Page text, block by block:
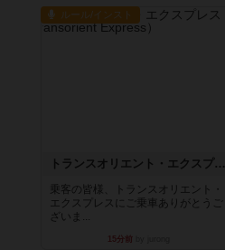
ルール/インスト
トランスオリエント・エクスプレス
乗客の皆様、トランスオリエント・
エクスプレスにご乗車ありがとうご
ざいま...
15分前